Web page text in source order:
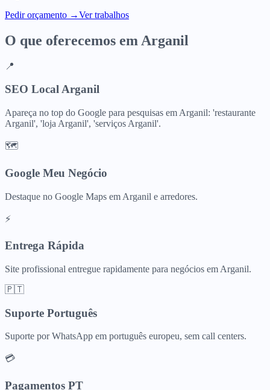
Pedir orçamento →Ver trabalhos
O que oferecemos em Arganil
📍
SEO Local Arganil
Apareça no top do Google para pesquisas em Arganil: 'restaurante
Arganil', 'loja Arganil', 'serviços Arganil'.
🗺️
Google Meu Negócio
Destaque no Google Maps em Arganil e arredores.
⚡
Entrega Rápida
Site profissional entregue rapidamente para negócios em Arganil.
🇵🇹
Suporte Português
Suporte por WhatsApp em português europeu, sem call centers.
💳
Pagamentos PT